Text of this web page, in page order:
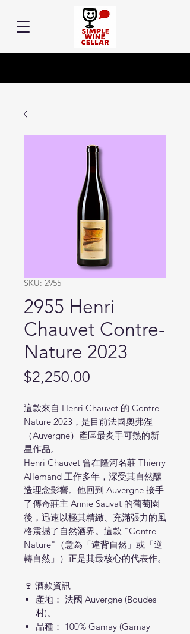
SKU: 2955
2955 Henri
Chauvet Contre-
Nature 2023
$2,250.00
這款來自 Henri Chauvet 的 Contre-
Nature 2023，是目前法國奧弗涅
（Auvergne）產區最炙手可熱的新
星作品。
Henri Chauvet 曾在隆河名莊 Thierry
Allemand 工作多年，深受其自然釀
造理念影響。他回到 Auvergne 接手
了傳奇莊主 Annie Sauvat 的葡萄園
後，迅速以極其精緻、充滿張力的風
格震撼了自然酒界。這款 "Contre-
Nature"（意為「違背自然」或「逆
轉自然」）正是其最核心的代表作。
🍷 酒款資訊
產地： 法國 Auvergne (Boudes
村)。
品種： 100% Gamay (Gamay